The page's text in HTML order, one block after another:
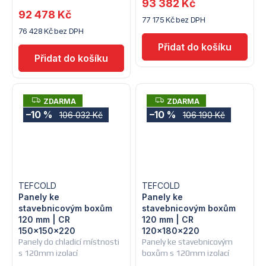
76 428 Kč bez DPH
92 478 Kč 77 175 Kč bez DPH
93 382 Kč
Z
D
A
R
ZDARMA
106 032 Kč
–10 %
Panely do chladicí místnosti
s 120mm izolací
Panely ke
stavebnicovým boxům
120 mm | CR
150x150x220
TEFCOLD
Z
D
A
R
ZDARMA
106 190 Kč
–10 %
Panely ke stavebnicovým
boxům s 120mm izolací
Panely ke
stavebnicovým boxům
120 mm | CR
120x180x220
TEFCOLD